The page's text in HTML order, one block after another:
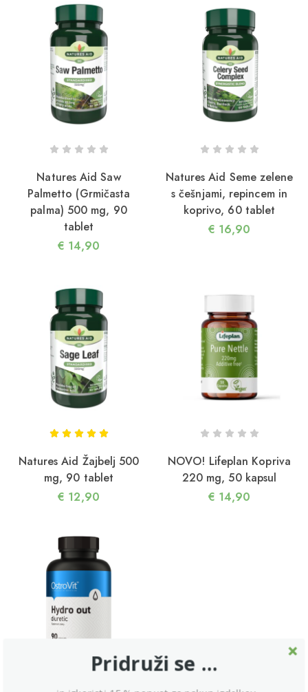
– popolno dopolnilo za ženske v zrelih
lahko HMB koristi vaši mišični in kostni masi
s tem zdravju
Natures Aid Saw
Palmetto (Grmičasta
palma) 500 mg, 90
tablet
€ 14,90
Natures Aid Seme zelene
s češnjami, repincem in
koprivo, 60 tablet
€ 16,90
Natures Aid Žajbelj 500
mg, 90 tablet
€ 12,90
NOVO! Lifeplan Kopriva
220 mg, 50 kapsul
€ 14,90
Pridruži se ...